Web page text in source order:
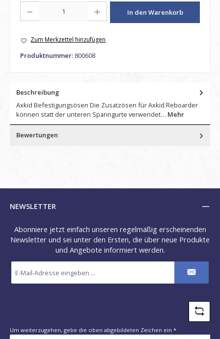
Produkt Anzahl: Gib den gewünschten Wert ein oder benutze die
In den Warenkorb
Zum Merkzettel hinzufügen
Produktnummer: 800608
Beschreibung
Axkid Befestigungsösen Die Zusatzösen für Axkid Reboarder
können statt der unteren Spanngurte verwendet… Mehr
Bewertungen
NEWSLETTER
Abonniere jetzt einfach unseren regelmäßig erscheinenden
Newsletter und sei unter den Ersten, die über neue Produkte
und Angebote informiert werden.
Mail-
Adresse
Um weiterzugehen, gebe die oben abgebildeten Zeichen ein *